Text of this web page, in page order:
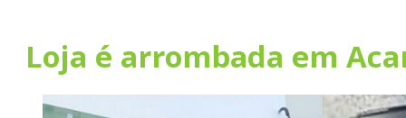
Loja é arrombada em